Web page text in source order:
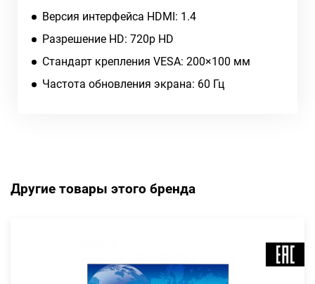
Версия интерфейса HDMI: 1.4
Разрешение HD: 720p HD
Стандарт крепления VESA: 200×100 мм
Частота обновления экрана: 60 Гц
Другие товары этого бренда